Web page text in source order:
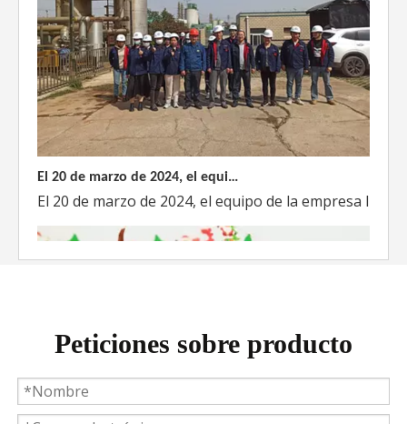
El 20 de marzo de 2024, el equipo de la empresa
Peticiones sobre producto